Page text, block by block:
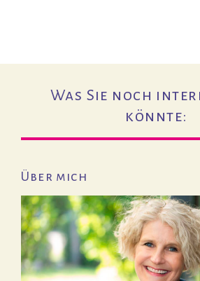
Was Sie noch
könnte:
Über mich